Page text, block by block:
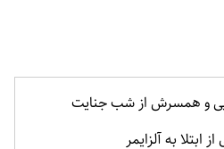
و همسرش از شب جنایت
ابتلا به آلزایمر